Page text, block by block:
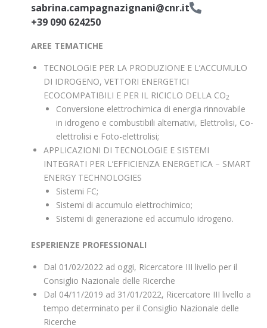
sabrina.campagnazignani@cnr.it
+39 090 624250
AREE TEMATICHE
TECNOLOGIE PER LA PRODUZIONE E L’ACCUMULO
DI IDROGENO, VETTORI ENERGETICI
ECOCOMPATIBILI E PER IL RICICLO DELLA CO2
Conversione elettrochimica di energia rinnovabile
in idrogeno e combustibili alternativi, Elettrolisi, Co-
elettrolisi e Foto-elettrolisi;
APPLICAZIONI DI TECNOLOGIE E SISTEMI
INTEGRATI PER L’EFFICIENZA ENERGETICA – SMART
ENERGY TECHNOLOGIES
Sistemi FC;
Sistemi di accumulo elettrochimico;
Sistemi di generazione ed accumulo idrogeno.
ESPERIENZE PROFESSIONALI
Dal 01/02/2022 ad oggi, Ricercatore III livello per il
Consiglio Nazionale delle Ricerche
Dal 04/11/2019 ad 31/01/2022, Ricercatore III livello a
tempo determinato per il Consiglio Nazionale delle
Ricerche